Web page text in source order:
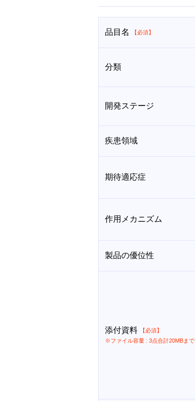
品目名 【必須】
分類
開発ステージ
疾患領域
期待適応症
作用メカニズム
製品の優位性
添付資料
【必須】
※ファイル容量 : 3点合計20MBまで